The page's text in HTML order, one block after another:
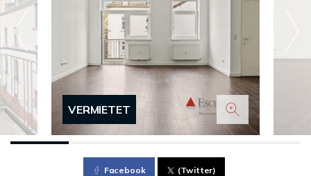
VERMIETET
Facebook (Twitter)